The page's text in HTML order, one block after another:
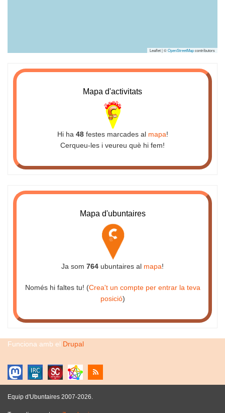
Leaflet | ©OpenStreetMapcontributors
Mapa d'activitats
Hi ha 48festes marcades al mapa!
Cerqueu-les i veureu què hi fem!
Mapa d'ubuntaires
Ja som 764 ubuntaires al mapa!
Només hi faltes tu! (Crea't un compte per entrar la teva
posició)
Funciona amb el Drupal
Equip d'Ubuntaires 2007-2026.